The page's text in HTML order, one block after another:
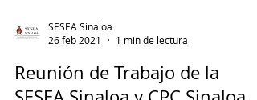
SESEA Sinaloa
26 feb 2021
1 min de lectura